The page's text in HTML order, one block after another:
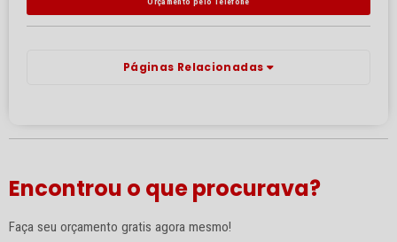
Páginas Relacionadas
Encontrou o que procurava?
Faça seu orçamento gratis agora mesmo!